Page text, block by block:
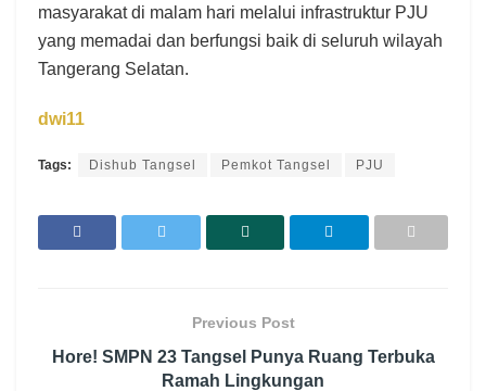
masyarakat di malam hari melalui infrastruktur PJU
yang memadai dan berfungsi baik di seluruh wilayah
Tangerang Selatan.
dwi11
Tags: Dishub Tangsel Pemkot Tangsel PJU
Previous Post
Hore! SMPN 23 Tangsel Punya Ruang Terbuka
Ramah Lingkungan